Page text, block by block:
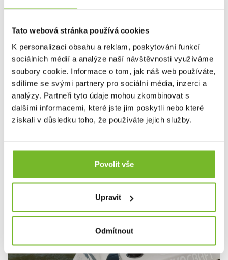
Tato webová stránka používá cookies
K personalizaci obsahu a reklam, poskytování funkcí
sociálních médií a analýze naší návštěvnosti využíváme
soubory cookie. Informace o tom, jak náš web používáte,
sdílíme se svými partnery pro sociální média, inzerci a
analýzy. Partneři tyto údaje mohou zkombinovat s
dalšími informacemi, které jste jim poskytli nebo které
získali v důsledku toho, že používáte jejich služby.
Povolit vše
Upravit
Odmítnout